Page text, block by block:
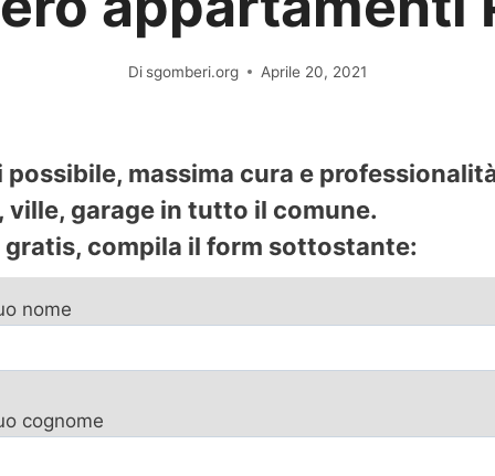
Di sgomberi.org Aprile 20, 2021
massima cura e
garage in tutto il comune.
compila il form sottostante:
nome
cognome